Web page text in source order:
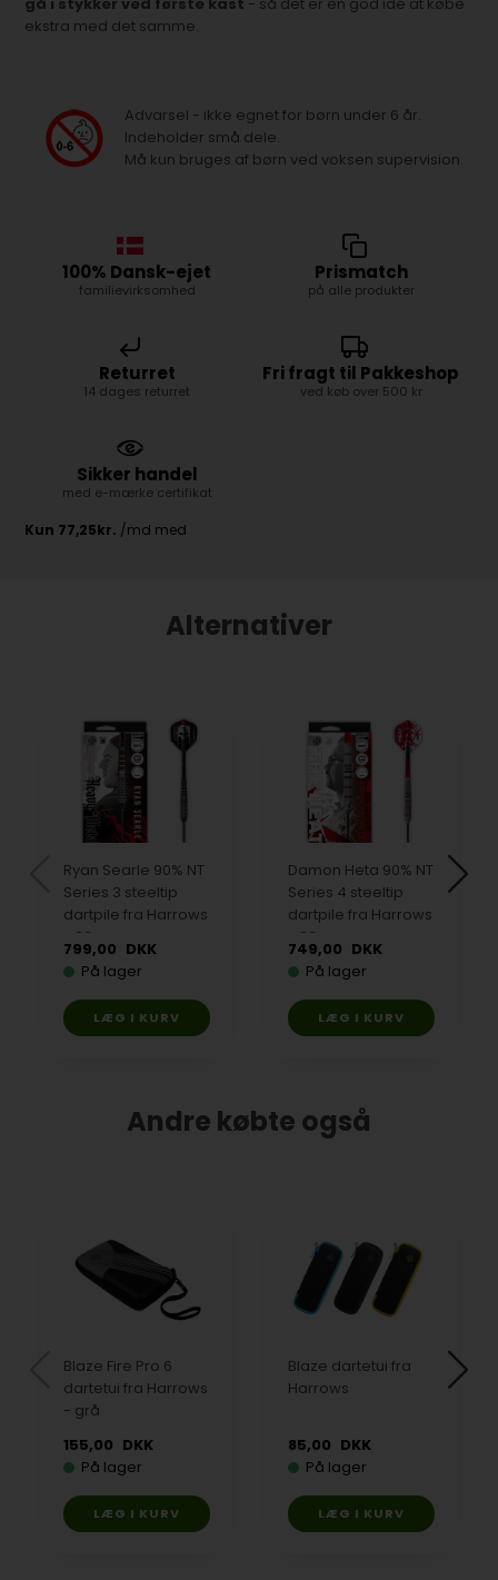
ekstra med det samme.
Advarsel - ikke egnet for børn under 6 år.
Indeholder små dele.
Må kun bruges af børn ved voksen supervision.
100% Dansk-ejet
familievirksomhed
Prismatch
på alle produkter
Returret
14 dages returret
Fri fragt til Pakkeshop
ved køb over 500 kr
Sikker handel
med e-mærke certifikat
Alternativer
Ryan Searle 90% NT
Series 3 steeltip
dartpile fra Harrows
- 32 gram
799,00 DKK
På lager
Damon Heta 90% NT
Series 4 steeltip
dartpile fra Harrows
- 23 gram
749,00 DKK
På lager
Andre købte også
Blaze Fire Pro 6
dartetui fra Harrows
- grå
155,00 DKK
På lager
Blaze dartetui fra
Harrows
85,00 DKK
På lager